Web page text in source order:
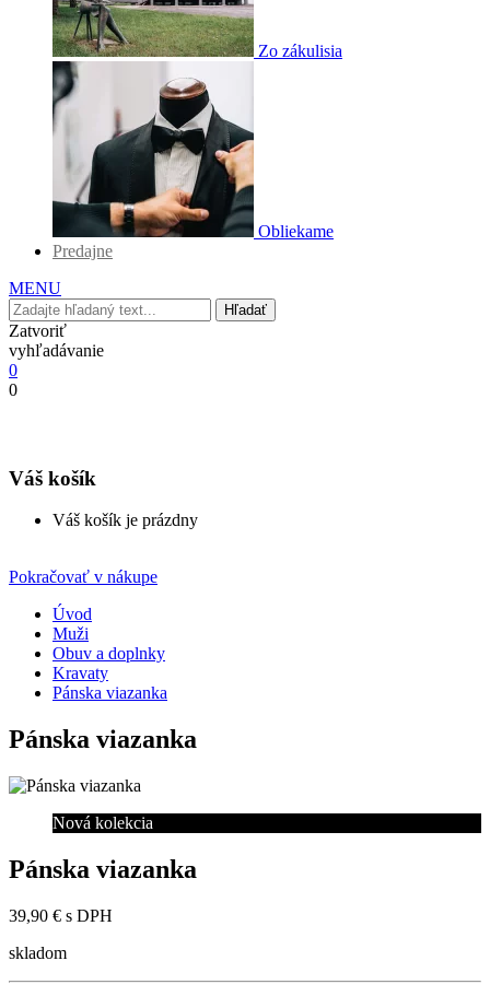
Zo zákulisia
Obliekame
Predajne
MENU
Hľadať
Zatvoriť
vyhľadávanie
0
0
Váš košík
Váš košík je prázdny
Pokračovať v nákupe
Úvod
Muži
Obuv a doplnky
Kravaty
Pánska viazanka
Pánska viazanka
Nová kolekcia
Pánska viazanka
39,90 € s DPH
skladom